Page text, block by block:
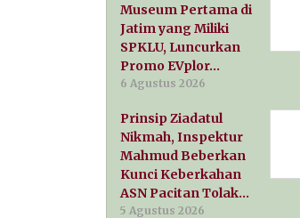
Museum Pertama di
Jatim yang Miliki
SPKLU, Luncurkan
Promo EVplor…
6 Agustus 2026
Prinsip Ziadatul
Nikmah, Inspektur
Mahmud Beberkan
Kunci Keberkahan
ASN Pacitan Tolak…
5 Agustus 2026